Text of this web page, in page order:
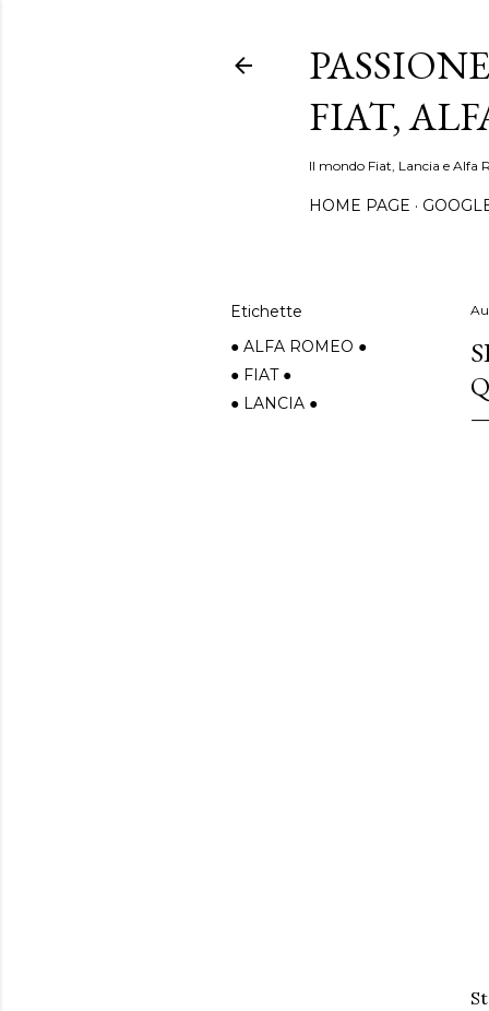
FIAT,
Il mondo Fiat, Lancia e
HOME PAGE
Etichette
● ALFA ROMEO ●
● FIAT ●
● LANCIA ●